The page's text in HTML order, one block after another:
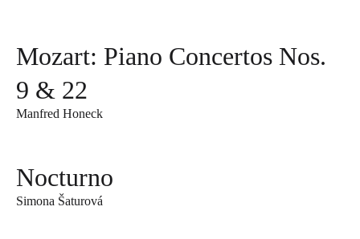
Mozart: Piano Concertos Nos.
9 & 22
Manfred Honeck
Nocturno
Simona Šaturová